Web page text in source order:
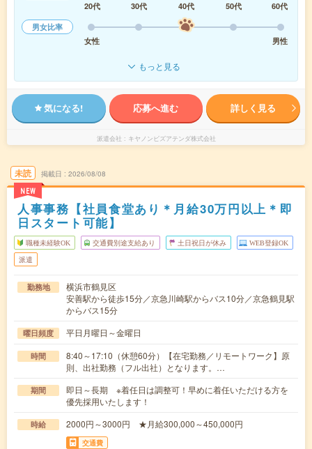
20代
30代 40代 50代
60代
男女比率
女性
男性
もっと見る
気になる! 応募へ進む 詳しく見る
派遣会社 キヤノンビズアテンダ株式会社
未読
NEW
掲載日 2026/08/08
人事事務【社員食堂あり＊月給30万円以上＊即
日スタート可能】
職種未経験OK 交通費別途支給あり 土日祝日が休み WEB登録OK
派遣
勤務地
横浜市鶴見区
安善駅から徒歩15分／京急川崎駅からバス10分／京急鶴見駅
からバス15分
曜日頻度 平日月曜日～金曜日
時間
8:40～17:10（休憩60分）【在宅勤務／リモートワーク】原
則、出社勤務（フル出社）となります。…
期間
即日～長期 ※着任日は調整可！早めに着任いただける方を
優先採用いたします！
時給 2000円～3000円 ★月給300,000～450,000円
交通費